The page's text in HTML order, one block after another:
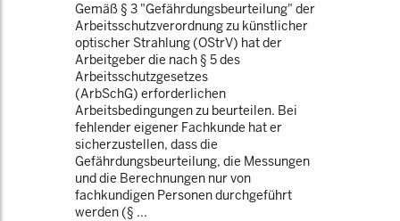
Gemäß § 3 "Gefährdungsbeurteilung" der
Arbeitsschutzverordnung zu künstlicher
optischer Strahlung (OStrV) hat der
Arbeitgeber die nach § 5 des
Arbeitsschutzgesetzes
(ArbSchG) erforderlichen
Arbeitsbedingungen zu beurteilen. Bei
fehlender eigener Fachkunde hat er
sicherzustellen, dass die
Gefährdungsbeurteilung, die Messungen
und die Berechnungen nur von
fachkundigen Personen durchgeführt
werden (§ ...